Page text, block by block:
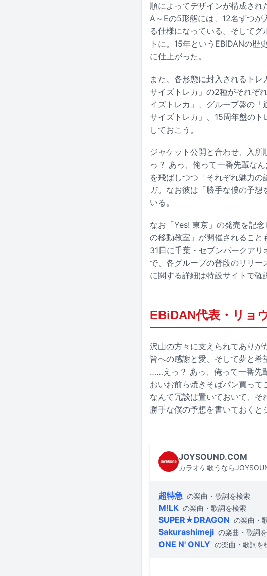
順によってデザインが構成さ
A～Eの5形態には、12名ずつ
る仕様になっている。そして
トに。15年というEBiDANの
に仕上がった。
また、各形態に封入されるト
サイズトレカ」の2種がそれぞ
イズトレカ」、グループ盤の
サイズトレカ」、15周年盤の
しておこう。
ジャケット公開と合わせ、入
っ？ あっ、俺って一番先輩な
を飛ばしつつ「それぞれ魅力
ガ。なお彼は「勝手な僕の予
いる。
なお「Yes! 東京」の発売を記
の移動教室」が開催されること
31日に千葉・セブンパークア
で、各グループの普段のリリ
に関する詳細は特設サイトで確
EBiDAN代表・リョ
沢山の方々に支えられてありが
皆への感謝と愛、そして夢と希
……えっ？ あっ、俺って一番先
おいお前ら焼きそばパン買っ
なんて冗談は置いておいて、そ
勝手な僕の予想を書いておくと
JOYSOUND.COM
カラオケ歌うなら
超特急 の楽曲・歌詞を検索
M!LK の楽曲・歌詞を検索
SUPER★DRAGON の楽曲・
Sakurashimeji の楽曲・歌詞
ONE N' ONLY の楽曲・歌詞を